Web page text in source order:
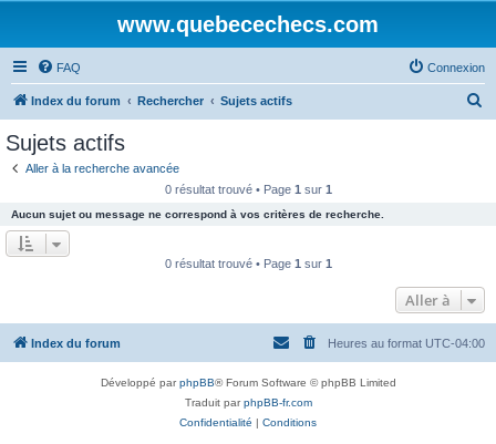
www.quebecechecs.com
FAQ Connexion
Index du forum Rechercher Sujets actifs
e
r
Sujets actifs
Aller à la recherche avancée
0 résultat trouvé • Page 1 sur 1
Aucun sujet ou message ne correspond à vos critères de recherche.
0 résultat trouvé • Page 1 sur 1
Aller à
Index du forum Heures au format UTC-04:00
Développé parphpBB® Forum Software © phpBB Limited
Traduit parphpBB-fr.com
Confidentialité | Conditions